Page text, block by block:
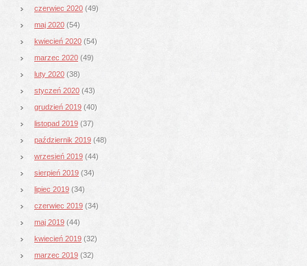
czerwiec 2020 (49)
maj 2020 (54)
kwiecień 2020 (54)
marzec 2020 (49)
luty 2020 (38)
styczeń 2020 (43)
grudzień 2019 (40)
listopad 2019 (37)
październik 2019 (48)
wrzesień 2019 (44)
sierpień 2019 (34)
lipiec 2019 (34)
czerwiec 2019 (34)
maj 2019 (44)
kwiecień 2019 (32)
marzec 2019 (32)